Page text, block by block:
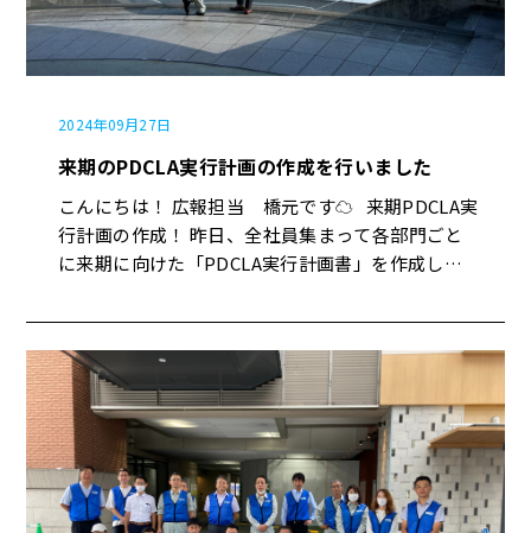
2024年09月27日
来期のPDCLA実行計画の作成を行いました
こんにちは！ 広報担当 橋元です☁︎ 来期PDCLA実
行計画の作成！ 昨日、全社員集まって各部門ごと
に来期に向けた「PDCLA実行計画書」を作成しま
行）」「Check（評価）」「Learn（学び）」
「Action」 「（改善）」のサイクルを回帰し、業
務をより良くしていく仕組みです。 このサイクル
を取り入れ、会社全体の成長やサービスの向上を目
指しています！? ちなみに広報では、 引き続き
YouTubeやInstagram、TikTokでの情報発信を行
い、 自社の魅力を伝えていく予定です? Instagram
やTiktokでは、各1万人のフォロワーを目指して頑